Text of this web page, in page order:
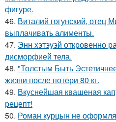
фигуре.
46. Виталий гогунский, отец
выплачивать алименты.
47. Энн хэтэуэй откровенно
дисморфией тела.
48. "Толстым Быть
жизни после потери 80 кг.
49. Вкуснейшая квашеная
рецепт!
50. Роман курцын не